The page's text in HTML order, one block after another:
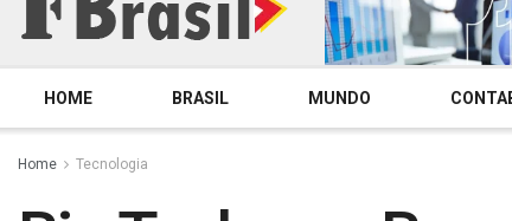
HOME BRASIL MUNDO
Home Tecnologia